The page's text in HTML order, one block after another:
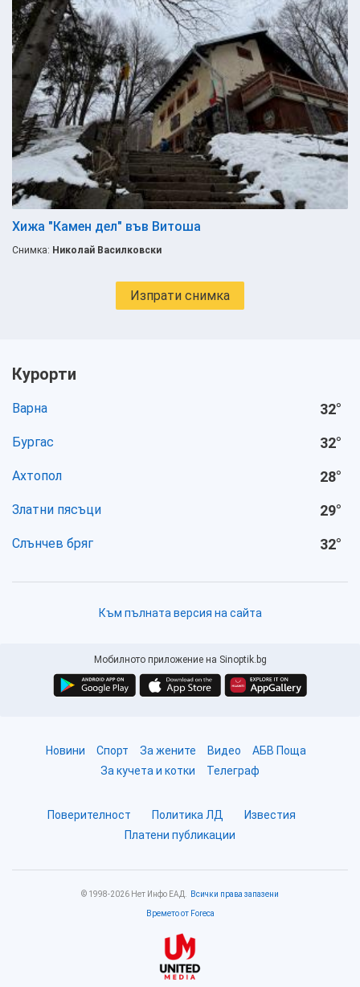
Хижа "Камен дел" във Витоша
Снимка: Николай Василковски
Изпрати снимка
Курорти
Варна 32°
Бургас 32°
Ахтопол 28°
Златни пясъци 29°
Слънчев бряг 32°
Към пълната версия на сайта
Мобилното приложение на Sinoptik.bg
Новини Спорт За жените Видео
АБВ Поща
За кучета и котки
Телеграф
Поверителност Политика ЛД
Известия
Платени публикации
© 1998-2026 Нет Инфо ЕАД. Всички права запазени
Времето от Foreca